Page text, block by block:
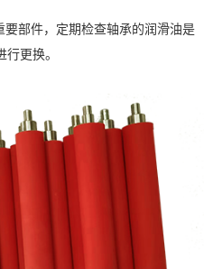
部件，定期检查轴承的润滑油是
更换。